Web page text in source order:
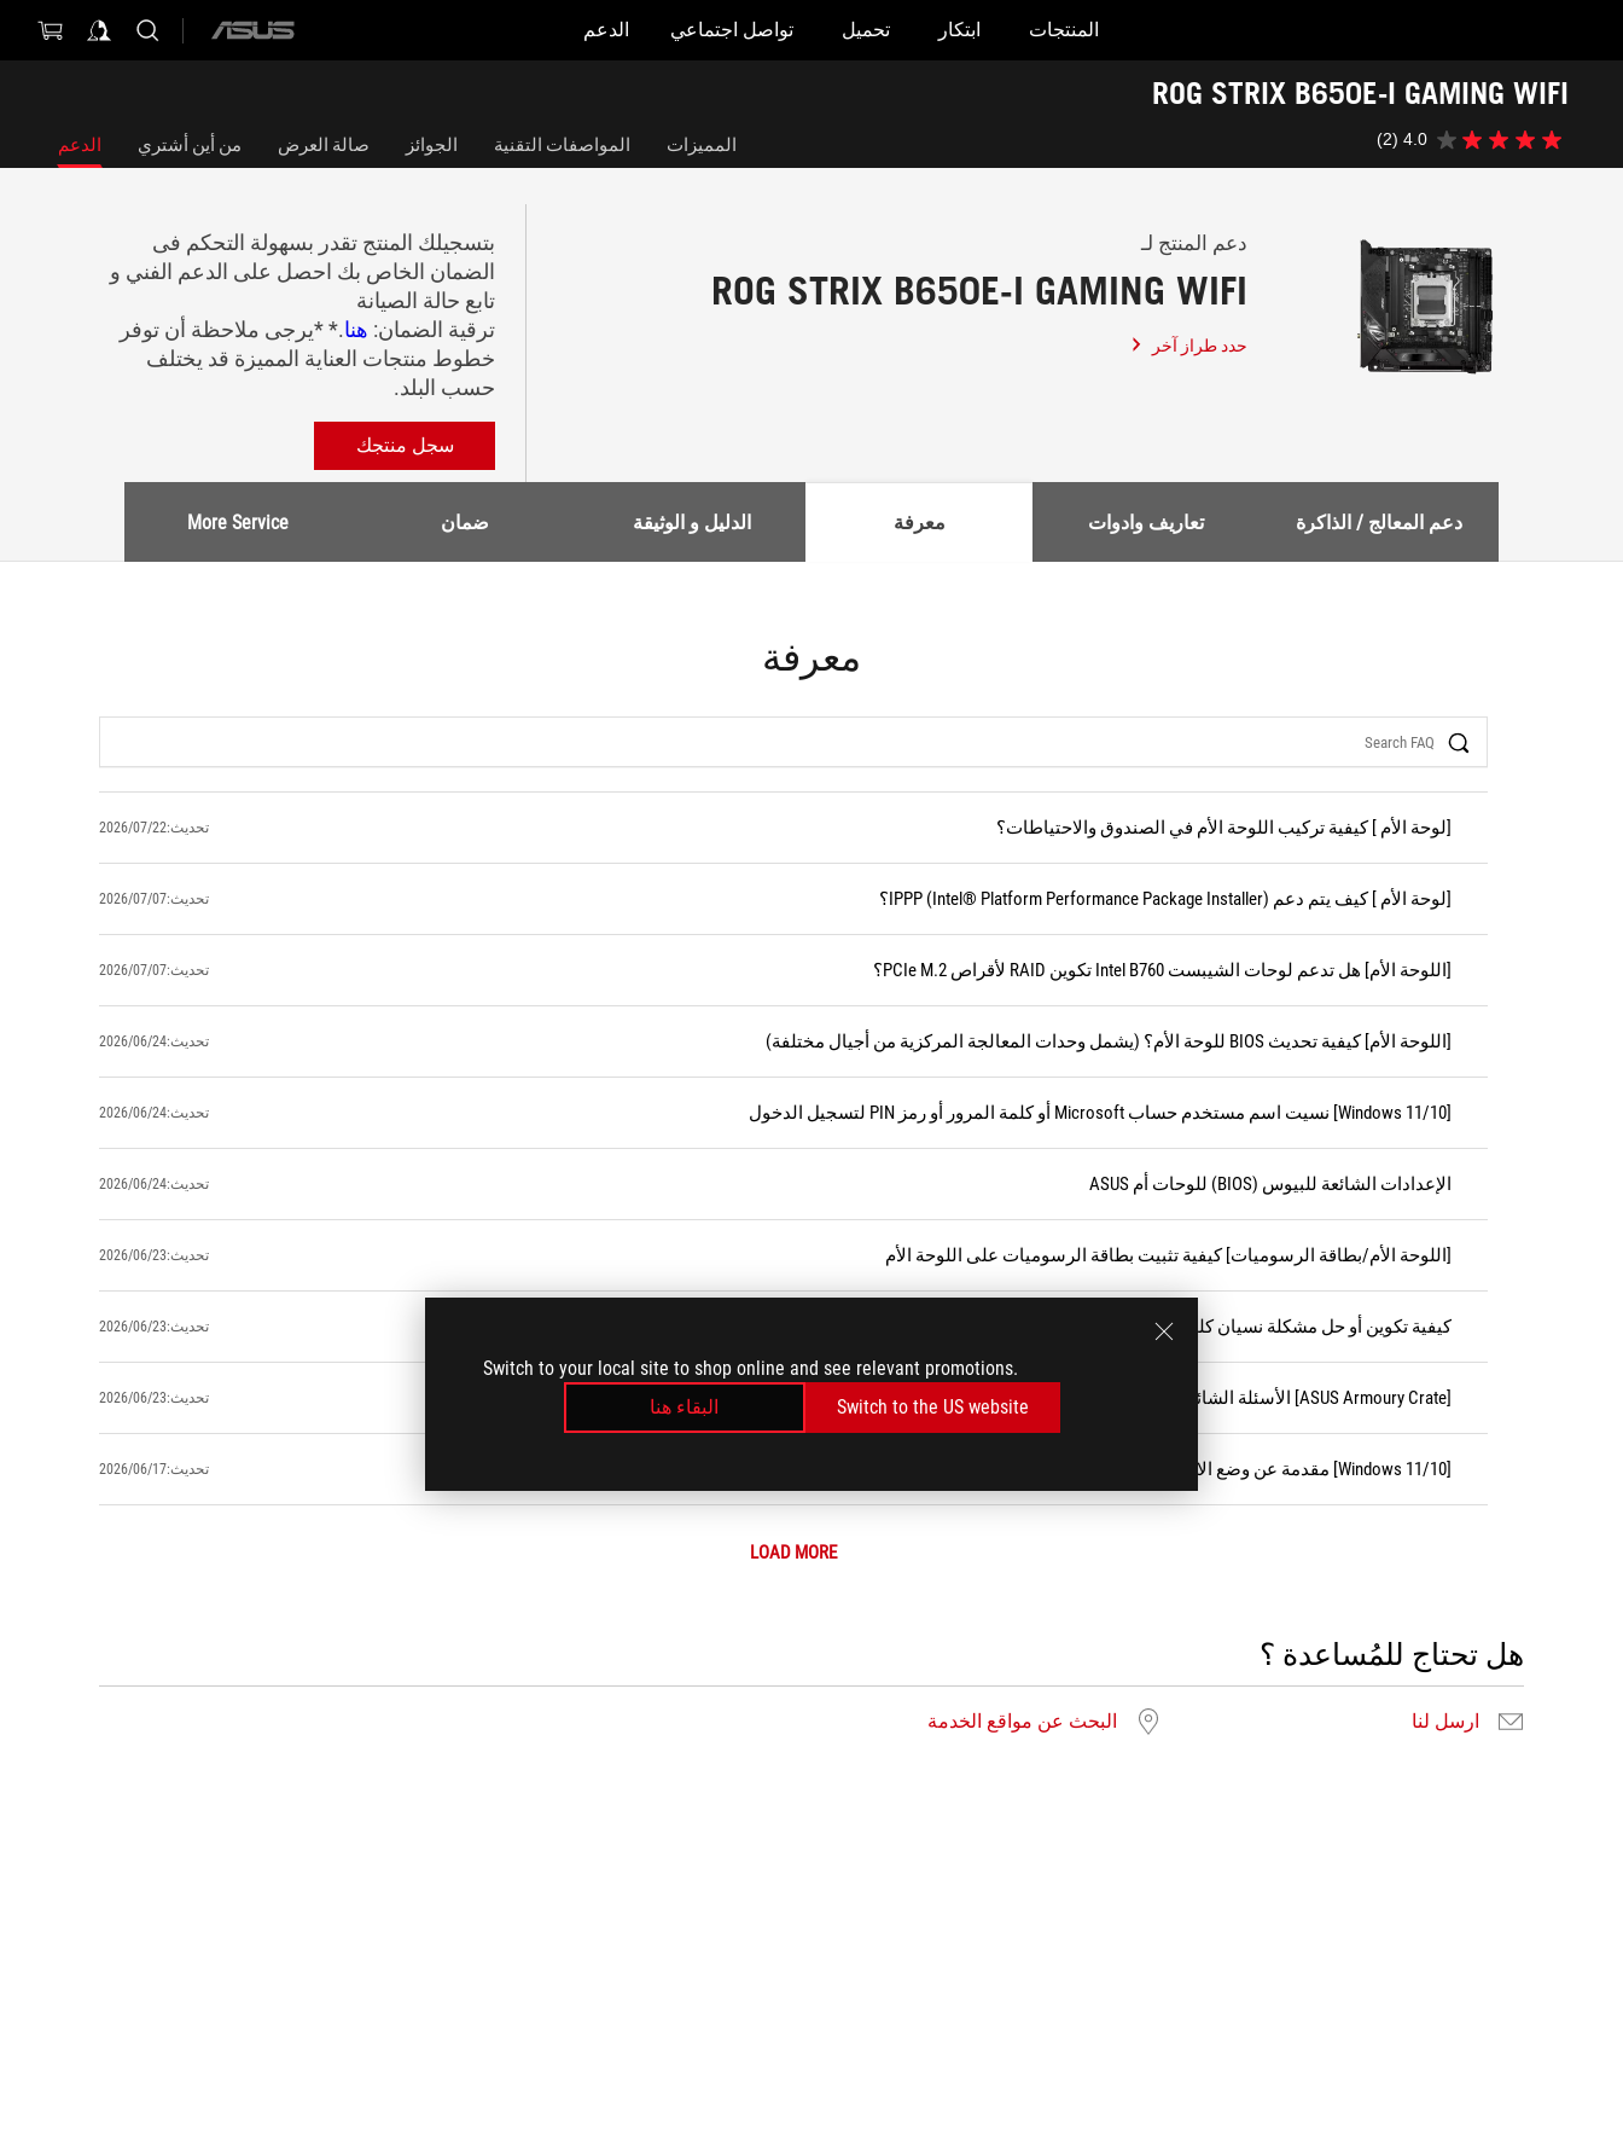
Switch to your local site to shop online and see relevant promotions.
البقاء هنا
Switch to the US website
Accessibility links
Skip to content
Accessibility Help
Skip to Menu
ASUS Footer
المنتجات ابتكار تحميل تواصل اجتماعي الدعم
ASUS
ROG STRIX B650E-I GAMING WIFI
الدعم
4.0
(2)
4.0
من
المميزات المواصفات التقنية الجوائز صالة العرض من أين أشتري الدعم
دعم المنتج لـ
ROG STRIX B650E-I GAMING WIFI
حدد طراز آخر
بتسجيلك المنتج تقدر بسهولة التحكم فى
الضمان الخاص بك احصل على الدعم الفني و
تابع حالة الصيانة
ترقية الضمان: هنا.* *يرجى ملاحظة أن توفر
خطوط منتجات العناية المميزة قد يختلف
حسب البلد.
سجل منتجك
دعم المعالج / الذاكرة تعاريف وادوات معرفة الدليل و الوثيقة ضمان More Service
معرفة
Search
[لوحة الأم ] كيفية تركيب اللوحة الأم في الصندوق والاحتياطات؟ تحديث:2026/07/22
[لوحة الأم ] كيف يتم دعم IPPP (Intel® Platform Performance Package Installer)؟ تحديث:2026/07/07
[اللوحة الأم] هل تدعم لوحات الشيبست Intel B760 تكوين RAID لأقراص PCIe M.2؟ تحديث:2026/07/07
[اللوحة الأم] كيفية تحديث BIOS للوحة الأم؟ (يشمل وحدات المعالجة المركزية من أجيال مختلفة) تحديث:2026/06/24
[Windows 11/10] نسيت اسم مستخدم حساب Microsoft أو كلمة المرور أو رمز PIN لتسجيل الدخول تحديث:2026/06/24
الإعدادات الشائعة للبيوس (BIOS) للوحات أم ASUS تحديث:2026/06/24
[اللوحة الأم/بطاقة الرسوميات] كيفية تثبيت بطاقة الرسوميات على اللوحة الأم تحديث:2026/06/23
كيفية تكوين أو حل مشكلة نسيان كلمة مرور BIOS/ كلمة مرور UEFI/ كلمة مرور الإقلاع تحديث:2026/06/23
[ASUS Armoury Crate] الأسئلة الشائعة حول Armoury Crate تحديث:2026/06/23
[Windows 11/10] مقدمة عن وضع الاستعداد الحديث تحديث:2026/06/17
LOAD MORE
هل تحتاج للمُساعدة ؟
ارسل لنا البحث عن مواقع الخدمة